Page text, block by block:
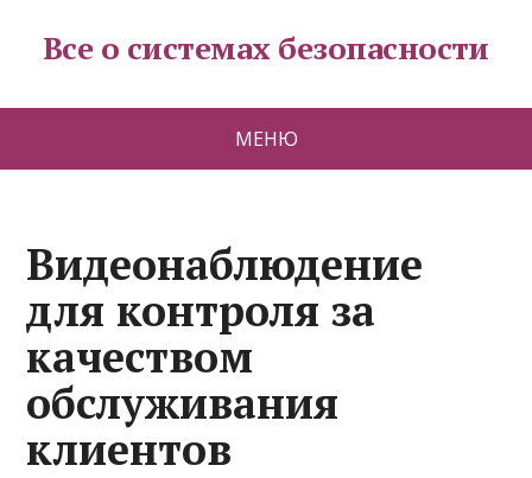
Все о системах безопасности
МЕНЮ
Видеонаблюдение
для контроля за
качеством
обслуживания
клиентов